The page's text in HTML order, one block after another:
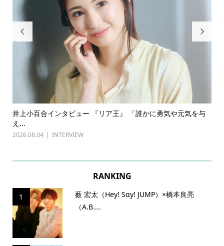

井上小百合インタビュー 『リア王』 「誰かに勇気や元気を与
え...
2026.08.04 INTERVIEW

RANKING
1
薮 宏太（Hey! Sɑy! JUMP）×橋本良亮
（A.B....